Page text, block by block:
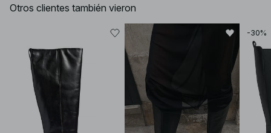
Otros clientes también vieron
-30%